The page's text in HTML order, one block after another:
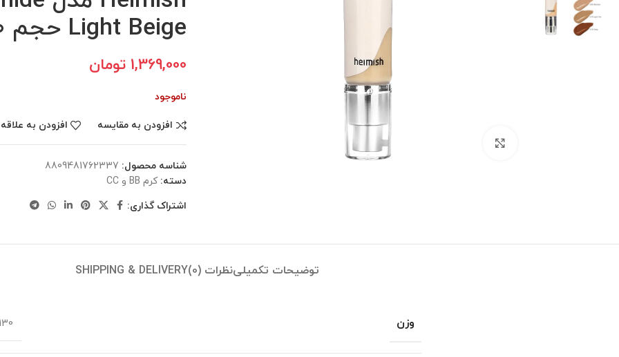
Light Beige حجم 30 میل
1,369,000 تومان
ناموجود
افزودن به مقایسه افزودن به
شناسه محصول: 8809481762337
دسته: کرم BB و CC
اشتراک گذاری:
توضیحات تکمیلینظرات (0) SHIPPING & DELIVERY
وزن 130 گرم